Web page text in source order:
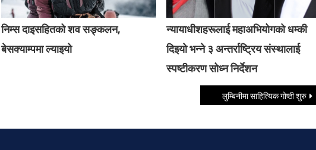
निम्स दाइसहितको शव सङ्कलन,
बेसक्याम्पमा ल्याइयो
न्यायाधीशहरूलाई महाअभियोगको धम्की
दिइयो भन्ने ३ अन्तर्राष्ट्रिय संस्थालाई
स्पष्टीकरण सोध्न निर्देशन
लुम्बिनीमा साहित्यिक गोष्ठी शुरु